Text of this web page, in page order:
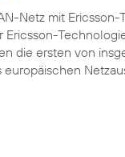
Netz mit
Ericsson-
die ersten von